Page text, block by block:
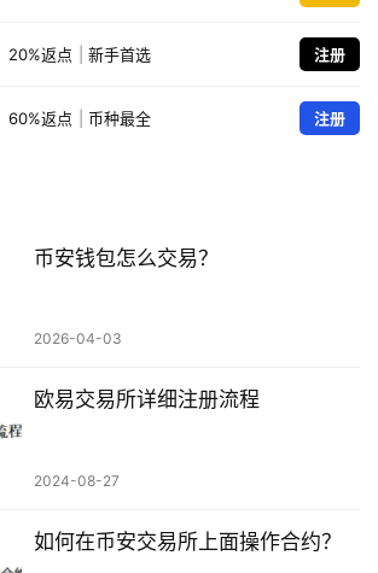
20%返点 新手首选 注册
60%返点 币种最全 注册
币安钱包怎么交易？
2026-04-03
欧易交易所详细注册流程
2024-08-27
如何在币安交易所上面操作合约？